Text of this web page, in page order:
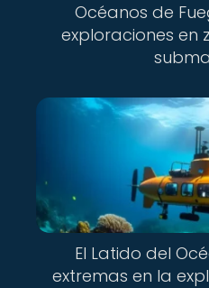
Océanos de
exploraciones en
El Latido del
extremas en la